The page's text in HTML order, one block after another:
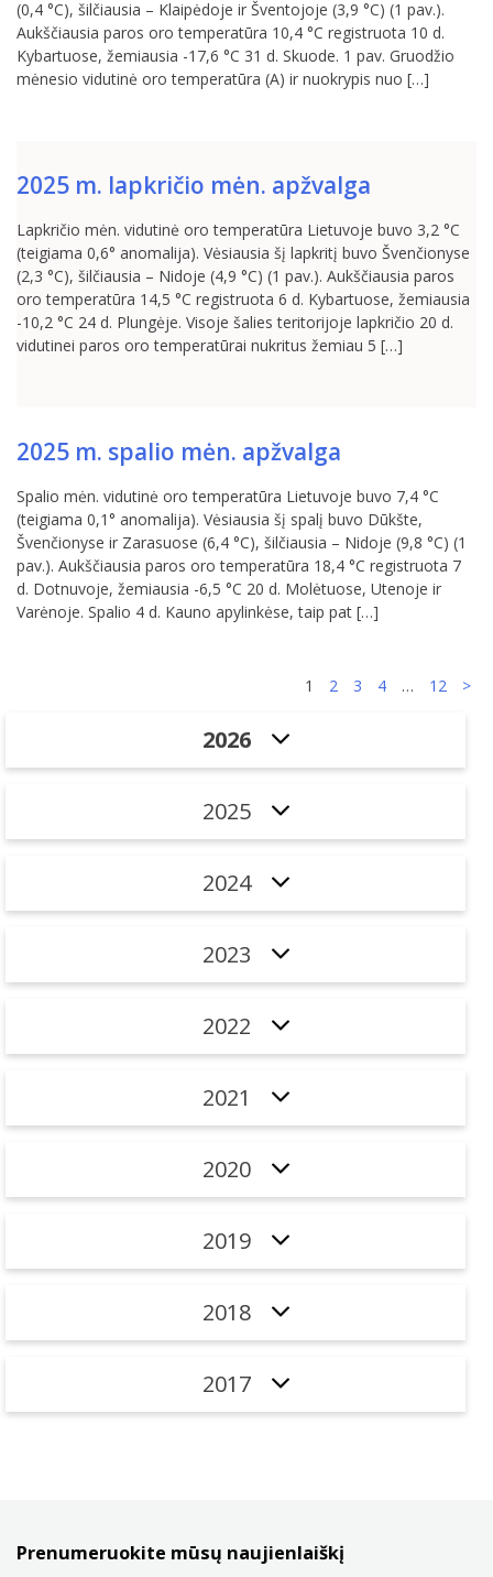
2026
2025
2024
2023
2022
2021
2020
2019
2018
2017
(0,4 °C), šilčiausia – Klaipėdoje ir Šventojoje (3,9 °C) (1 pav.).
Aukščiausia paros oro temperatūra 10,4 °C registruota 10 d.
Kybartuose, žemiausia -17,6 °C 31 d. Skuode. 1 pav. Gruodžio
mėnesio vidutinė oro temperatūra (A) ir nuokrypis nuo […]
2025 m. lapkričio mėn. apžvalga
Lapkričio mėn. vidutinė oro temperatūra Lietuvoje buvo 3,2 °C
(teigiama 0,6° anomalija). Vėsiausia šį lapkritį buvo Švenčionyse
(2,3 °C), šilčiausia – Nidoje (4,9 °C) (1 pav.). Aukščiausia paros
oro temperatūra 14,5 °C registruota 6 d. Kybartuose, žemiausia
-10,2 °C 24 d. Plungėje. Visoje šalies teritorijoje lapkričio 20 d.
vidutinei paros oro temperatūrai nukritus žemiau 5 […]
2025 m. spalio mėn. apžvalga
Spalio mėn. vidutinė oro temperatūra Lietuvoje buvo 7,4 °C
(teigiama 0,1° anomalija). Vėsiausia šį spalį buvo Dūkšte,
Švenčionyse ir Zarasuose (6,4 °C), šilčiausia – Nidoje (9,8 °C) (1
pav.). Aukščiausia paros oro temperatūra 18,4 °C registruota 7
d. Dotnuvoje, žemiausia -6,5 °C 20 d. Molėtuose, Utenoje ir
Varėnoje. Spalio 4 d. Kauno apylinkėse, taip pat […]
Navigacija
1 2 3 4 … 12 >
Prenumeruokite mūsų naujienlaiškį